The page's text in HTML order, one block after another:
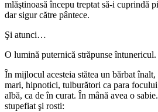
mlăştinoasă începu treptat să-i cuprindă
dar sigur către pântece.
Şi atunci…
O lumină puternică străpunse întunericul.
În mijlocul acesteia stătea un bărbat
mari, hipnotici, tulburători ca para
albă, ca de în curat. În mână avea o
stupefiat şi rosti: